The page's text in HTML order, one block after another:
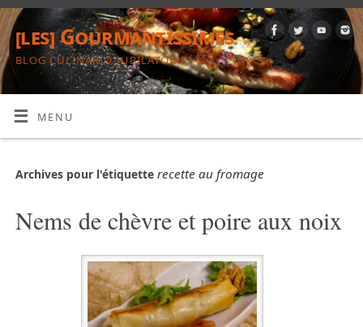
[les] Gourmantissimes
BLOG CULINARIO-JUBILATOIRE
MENU
Archives pour l'étiquette recette au fromage
Nems de chèvre et poire aux noix